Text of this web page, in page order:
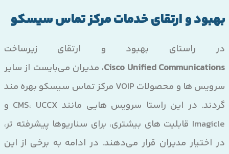
بهبود و ارتقای خدمات مرکز تماس سیسکو
در راستای بهبود و ارتقای زیرساخت
Cisco Unified Communications، مدیران می‌بایست از سایر
سرویس ها و محصولات VOIP مرکز تماس سیسکو بهره مند
گردند. در این راستا سرویس هایی مانند CMS، UCCX و
Imagicle قابلیت های بیشتری، برای سناریوها پیشرفته تر،
در اختیار مدیران قرار می‌دهند. در ادامه به برخی از این